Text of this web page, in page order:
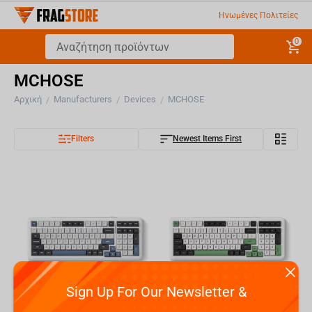
Ηνωμένες Πολιτείες
0
MCHOSE
Αρχική / Manufacturers / Devices / MCHOSE
Filters Newest Items First
Sign Up For Our Newsletter &